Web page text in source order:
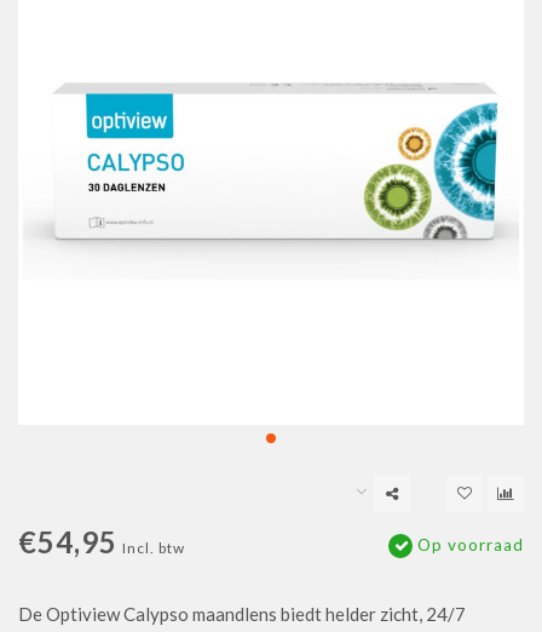
€54,95 Incl. btw Op voorraad
De Optiview Calypso maandlens biedt helder zicht, 24/7